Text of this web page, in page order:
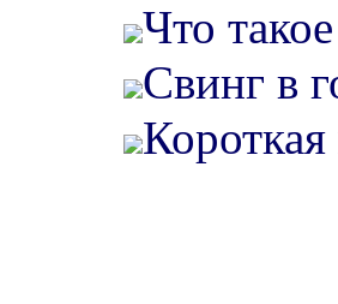
Что
Свинг в